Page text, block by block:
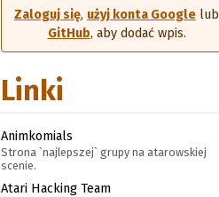
Zaloguj się, użyj konta Google lub
GitHub, aby dodać wpis.
Linki
Animkomials
Strona `najlepszej` grupy na atarowskiej
scenie.
Atari Hacking Team